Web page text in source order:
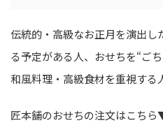
伝統的・高級なお正月を演出し
る予定がある人、おせちを“ご
和風料理・高級食材を重視する
匠本舗のおせちの注文はこち